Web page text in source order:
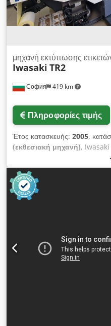
София 419 km
μηχανή εκτύπωσης
Iwasaki TR2
Πληροφορίες τιμής
Έτος κατασκευής: 2005,
(εκθεσιακή μηχανή), Iwasaki
330 mm Μέγιστη επιφάνεια
Επανάληψη εκτύπωσης: 50-
ταχύτητα: 50 μ./λεπτό Ισχύς
Tlyiex Aixoha Βάρος μηχανής:
μονάδες υγρής UV όφσετ
Σύστημα απομακρυσμένης
άξονες μελανώματος έχουν